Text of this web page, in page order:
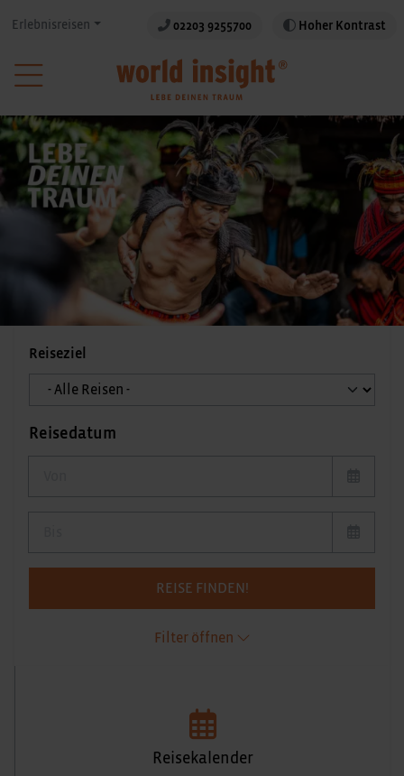
Erlebnisreisen 02203 9255700 Hoher Kontrast
Reiseziel
Reisedatum
REISE FINDEN!
Filter öffnen
Reisekalender